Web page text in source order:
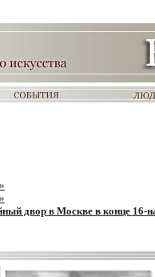
»
»
двор в Москве в конце 16-